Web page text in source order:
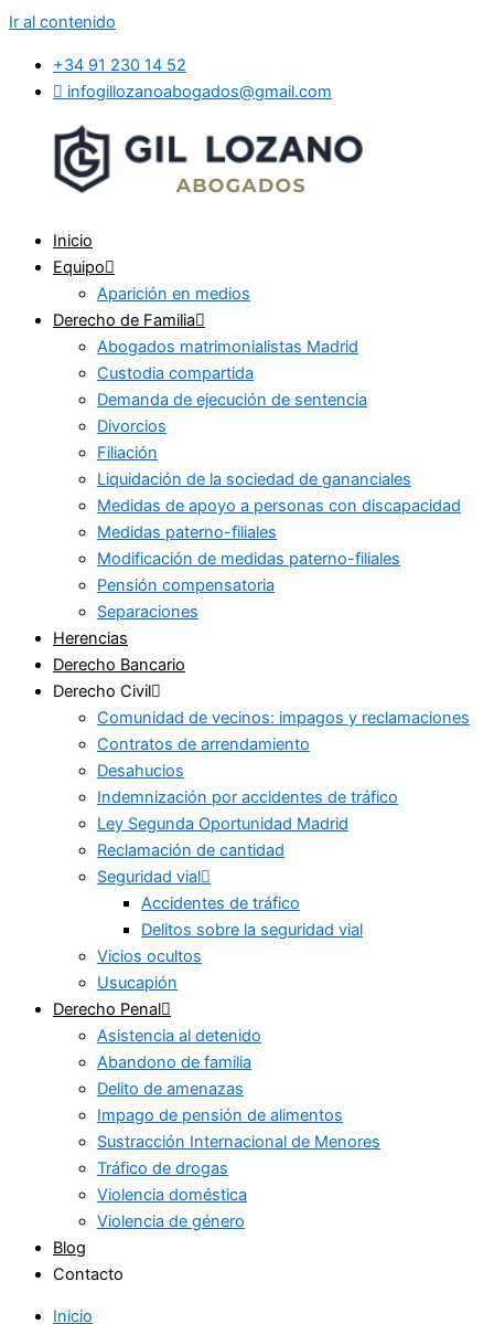
Ir al contenido
+34 91 230 14 52
infogillozanoabogados@gmail.com
Inicio
Equipo
Aparición en medios
Derecho de Familia
Abogados matrimonialistas Madrid
Custodia compartida
Demanda de ejecución de sentencia
Divorcios
Filiación
Liquidación de la sociedad de gananciales
Medidas de apoyo a personas con discapacidad
Medidas paterno-filiales
Modificación de medidas paterno-filiales
Pensión compensatoria
Separaciones
Herencias
Derecho Bancario
Derecho Civil
Comunidad de vecinos: impagos y reclamaciones
Contratos de arrendamiento
Desahucios
Indemnización por accidentes de tráfico
Ley Segunda Oportunidad Madrid
Reclamación de cantidad
Seguridad vial
Accidentes de tráfico
Delitos sobre la seguridad vial
Vicios ocultos
Usucapión
Derecho Penal
Asistencia al detenido
Abandono de familia
Delito de amenazas
Impago de pensión de alimentos
Sustracción Internacional de Menores
Tráfico de drogas
Violencia doméstica
Violencia de género
Blog
Contacto
Inicio